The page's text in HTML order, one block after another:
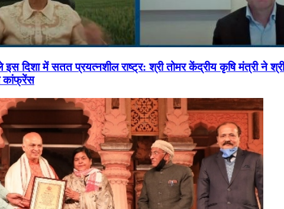
दिशा में सतत प्रयत्नशील राष्ट्र: श्री तोमर केंद्रीय कृषि मंत्री ने
कांफ्रेंस